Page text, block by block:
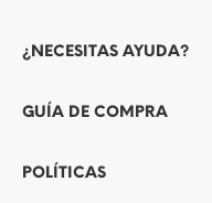
¿NECESITAS AYUDA?
GUÍA DE COMPRA
POLÍTICAS